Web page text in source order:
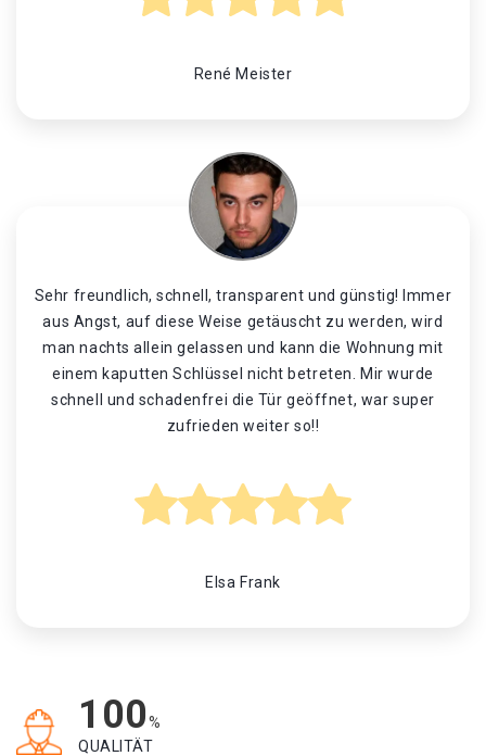
René Meister
Sehr freundlich, schnell, transparent und günstig! Immer
aus Angst, auf diese Weise getäuscht zu werden, wird
man nachts allein gelassen und kann die Wohnung mit
einem kaputten Schlüssel nicht betreten. Mir wurde
schnell und schadenfrei die Tür geöffnet, war super
zufrieden weiter so!!
Elsa Frank
100%
QUALITÄT